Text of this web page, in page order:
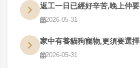
2026-05-31
家中有養貓狗寵物,更須要選
2026-05-31